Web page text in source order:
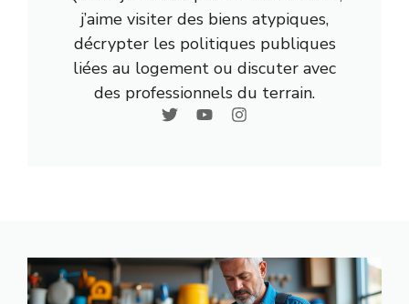
j’aime visiter des biens atypiques,
décrypter les politiques publiques
liées au logement ou discuter avec
des professionnels du terrain.